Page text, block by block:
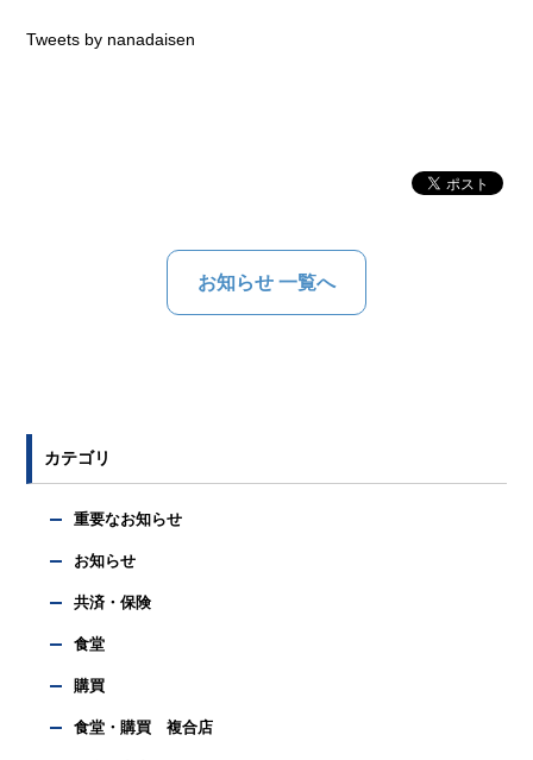
Tweets by nanadaisen
お知らせ 一覧へ
カテゴリ
重要なお知らせ
お知らせ
共済・保険
食堂
購買
食堂・購買 複合店